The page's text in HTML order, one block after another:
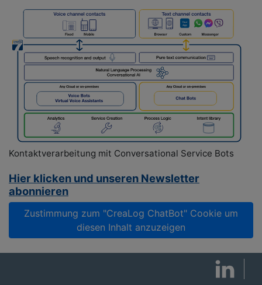
Kontaktverarbeitung mit Conversational Service Bots
Hier klicken und unseren Newsletter
abonnieren
Zustimmung zum "CreaLog ChatBot" Cookie um
diesen Inhalt anzuzeigen